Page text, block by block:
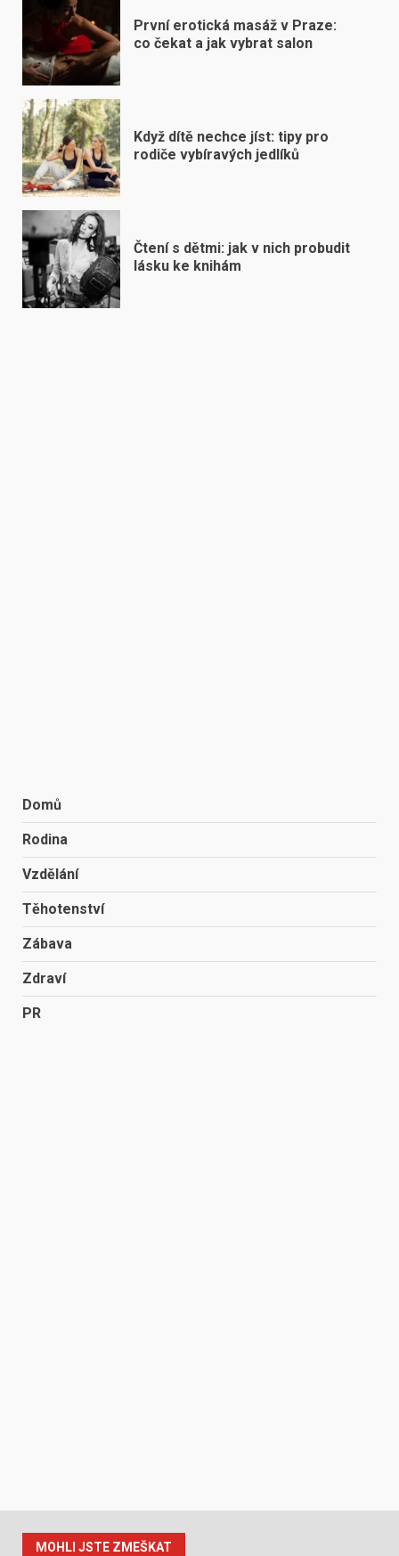
První erotická masáž v Praze:
co čekat a jak vybrat salon
Když dítě nechce jíst: tipy pro
rodiče vybíravých jedlíků
Čtení s dětmi: jak v nich probudit
lásku ke knihám
Domů
Rodina
Vzdělání
Těhotenství
Zábava
Zdraví
PR
MOHLI JSTE ZMEŠKAT